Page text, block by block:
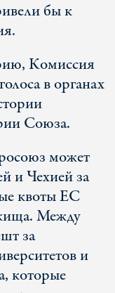
бы к
Комиссия
в органах
Союза.
может
и Чехией за
квоты ЕС
Между
за
и
которые